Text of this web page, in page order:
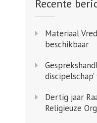
Recente
Materiaal
beschikbaar
Dertig jaar
Religieuze